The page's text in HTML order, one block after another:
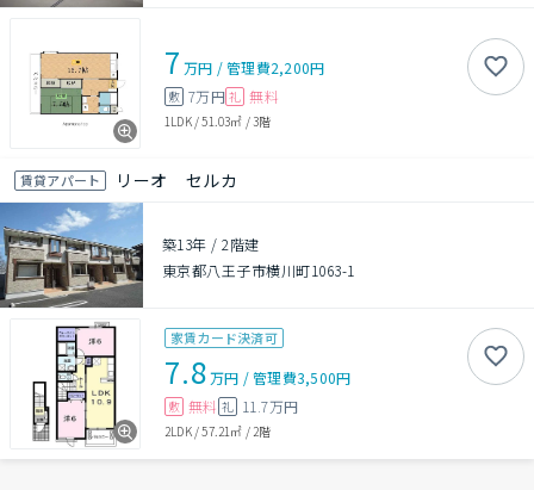
7 万円 /管理費2,200円
敷 7万円 礼 無料
1LDK/51.03㎡ /3階
賃貸アパート リーオ セルカ
築13年 /2階建
東京都八王子市横川町1063-1
家賃カード決済可
7.8万円 /管理費3,500円
敷 無料 礼 11.7万円
2LDK/57.21㎡ /2階